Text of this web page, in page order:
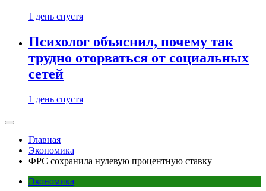
1 день спустя
Психолог объяснил, почему так
трудно оторваться от социальных
сетей
1 день спустя
Главная
Экономика
ФРС сохранила нулевую процентную ставку
Экономика